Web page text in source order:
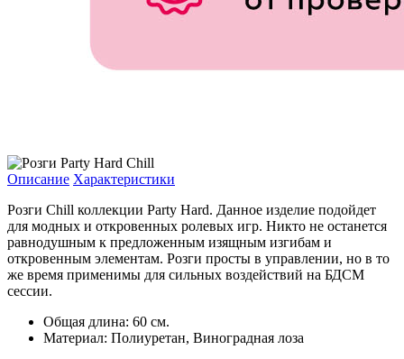
Описание Характеристики
Розги Chill коллекции Party Hard. Данное изделие подойдет
для модных и откровенных ролевых игр. Никто не останется
равнодушным к предложенным изящным изгибам и
откровенным элементам. Розги просты в управлении, но в то
же время применимы для сильных воздействий на БДСМ
сессии.
Общая длина: 60 см.
Материал: Полиуретан, Виноградная лоза